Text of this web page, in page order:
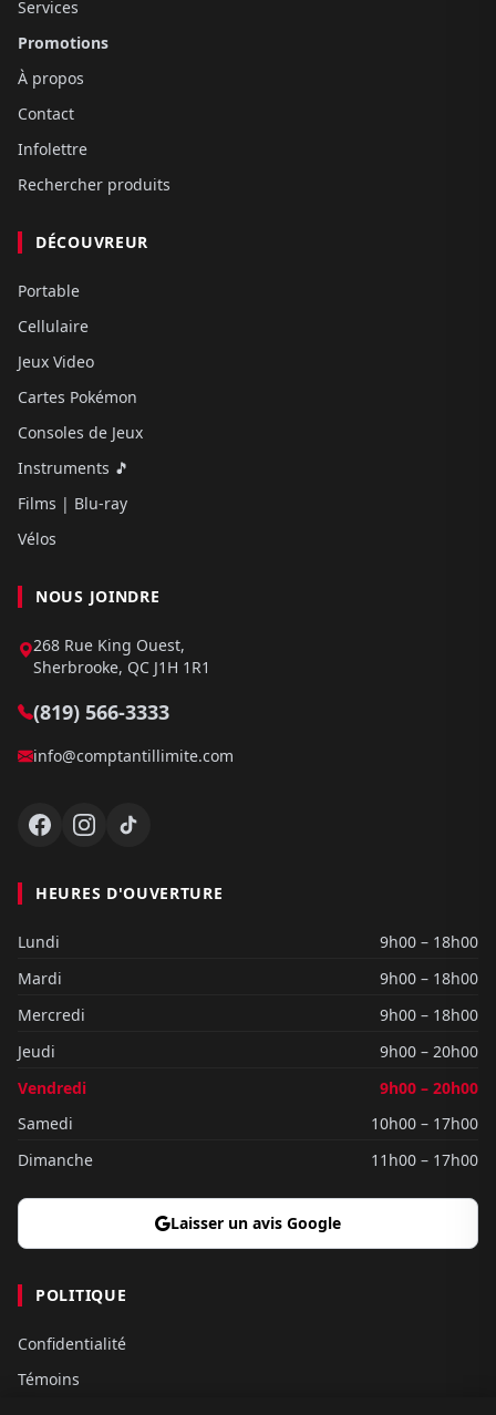
Services
Promotions
À propos
Contact
Infolettre
Rechercher produits
DÉCOUVREUR
Portable
Cellulaire
Jeux Video
Cartes Pokémon
Consoles de Jeux
Instruments 🎵
Films | Blu-ray
Vélos
NOUS JOINDRE
268 Rue King Ouest,
Sherbrooke, QC J1H 1R1
(819) 566-3333
info@comptantillimite.com
HEURES D'OUVERTURE
Lundi
9h00 – 18h00
Mardi
9h00 – 18h00
Mercredi
9h00 – 18h00
Jeudi
9h00 – 20h00
Vendredi
9h00 – 20h00
Samedi
10h00 – 17h00
Dimanche
11h00 – 17h00
Laisser un avis Google
POLITIQUE
Confidentialité
Témoins